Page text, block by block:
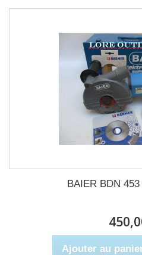
BAIER BDN
Ajouter au